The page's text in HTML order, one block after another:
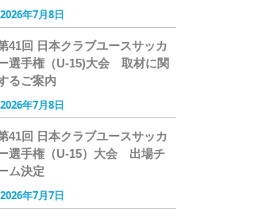
2026年7月8日
41回 日本クラブユースサッカ
選手権（U-15)大会 取材に関
るご案内
2026年7月8日
41回 日本クラブユースサッカ
選手権（U-15）大会 出場チ
ム決定
2026年7月7日